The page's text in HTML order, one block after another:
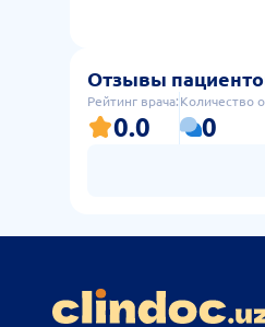
Отзывы
Рейтинг врача:
0.0
Количество
0